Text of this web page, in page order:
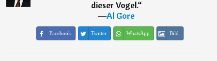
dieser Vogel.“
―Al Gore
Facebook Twitter WhatsApp Bild